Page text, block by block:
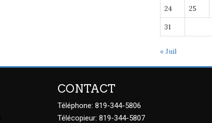
24 25
31
« Juil
CONTACT
Téléphone: 819-344-5806
Télécopieur: 819-344-5807